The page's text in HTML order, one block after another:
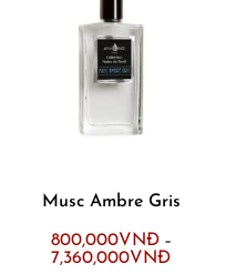
Musc Ambre Gris
800,000VNĐ–
7,360,000VNĐ